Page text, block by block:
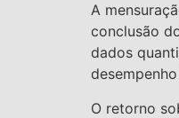
A
conclusão
dados
O retorno